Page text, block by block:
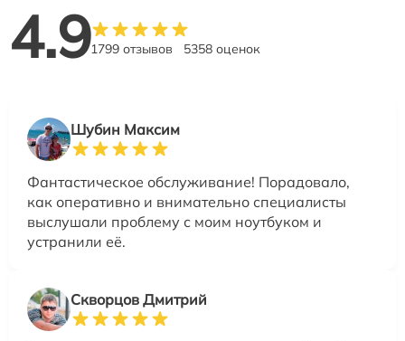
4.91799 отзывов 5358 оценок
Шубин Максим
Фантастическое обслуживание! Порадовало,
как оперативно и внимательно специалисты
выслушали проблему с моим ноутбуком и
устранили её.
Скворцов Дмитрий